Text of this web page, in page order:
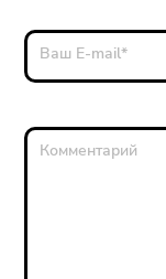
Ваш E-mail*
Комментарий